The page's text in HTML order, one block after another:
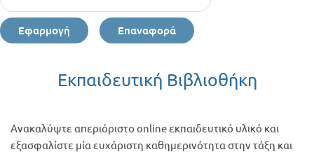
Εκπαιδευτική Βιβλιοθήκη
Σεμινάρια / Συνέδρια
Εφαρμογή Επαναφορά
Εκπαιδευτική Βιβλιοθήκη
Ανακαλύψτε απεριόριστο online εκπαιδευτικό υλικό και
εξασφαλίστε μία ευχάριστη καθημερινότητα στην τάξη και